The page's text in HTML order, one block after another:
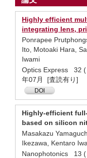
Highly efficient
integrating lens,
Ponrapee
Ito, Motoaki Hara,
Iwami
Optics Express 32
年07月 [査読有り]
DOI
Highly‐efficient
based on silicon
Masakazu
Ikezawa, Kentaro
Nanophotonics 13